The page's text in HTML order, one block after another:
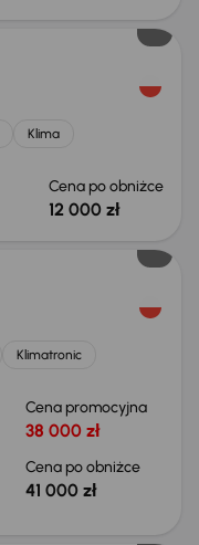
Klima
Cena po obniżce
12 000 zł
Klimatronic
Cena promocyjna
38 000 zł
Cena po obniżce
41 000 zł